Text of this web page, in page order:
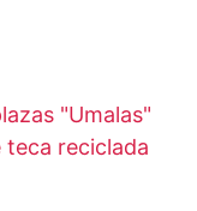
"Umalas"
reciclada